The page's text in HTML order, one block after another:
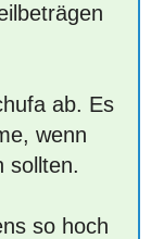
ab. Es
wenn
sollten.
so hoch